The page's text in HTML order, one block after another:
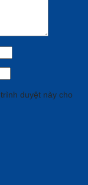
duyệt này cho